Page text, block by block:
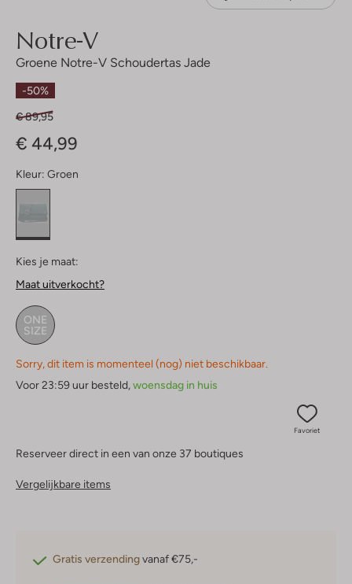
Notre-V
Groene Notre-V Schoudertas Jade
-50%
€ 89,95
€ 44,99
Kleur: Groen
Kies je maat:
Maat uitverkocht?
ONE
SIZE
Sorry, dit item is momenteel (nog) niet beschikbaar.
Voor 23:59 uur besteld,woensdag in huis
Favoriet
Reserveer direct in een van onze 37 boutiques
Vergelijkbare items
Gratis verzendingvanaf €75,-